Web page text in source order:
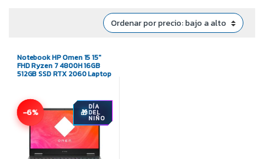
Notebook HP Omen 15 15″
FHD Ryzen 7 4800H 16GB
512GB SSD RTX 2060 Laptop
-6% DÍA
DEL
NIÑO